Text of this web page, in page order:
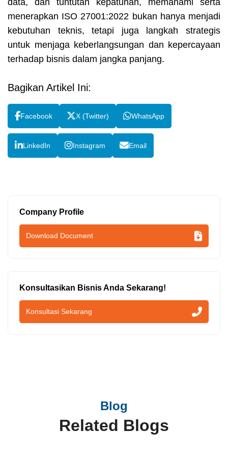
data, dan tuntutan kepatuhan, memahami serta
menerapkan ISO 27001:2022 bukan hanya menjadi
kebutuhan teknis, tetapi juga langkah strategis
untuk menjaga keberlangsungan dan kepercayaan
terhadap bisnis dalam jangka panjang.
Bagikan Artikel Ini:
Facebook X (Twitter) WhatsApp
LinkedIn Instagram Email
Company Profile
Download Document
Konsultasikan Bisnis Anda Sekarang!
Konsultasi Sekarang
Blog
Related Blogs